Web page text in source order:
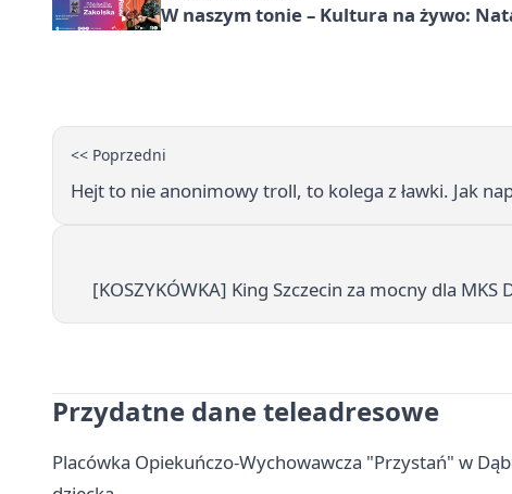
W naszym tonie – Kultura na żywo:
<< Poprzedni
Hejt to nie anonimowy troll, to kolega z ławki. Jak
[KOSZYKÓWKA] King Szczecin za mocny dla
Przydatne dane teleadresowe
Placówka Opiekuńczo-Wychowawcza "Przystań" w